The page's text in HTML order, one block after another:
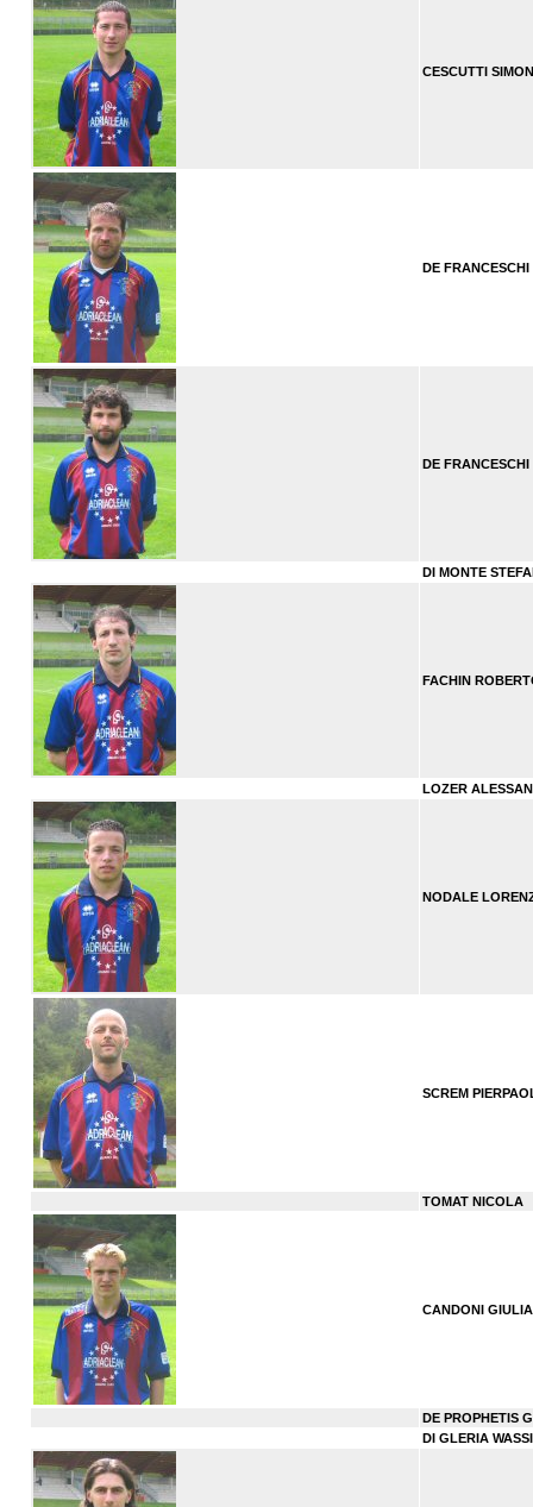
CESCUTTI
DE FRANCESCHI
DE FRANCESCHI
DI MONTE
FACHIN
LOZER
NODALE
SCREM
TOMAT NICOLA
CANDONI
DE PROPHETIS
DI GLERIA